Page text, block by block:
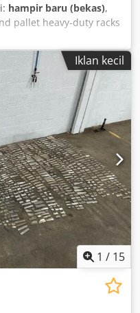
hampir baru (bekas),
pallet heavy-duty racks
a customized
us with the following
the desired rack, -
D Dtel Serf - Load
questions, we are at
photos.
Iklan kecil
1 / 15